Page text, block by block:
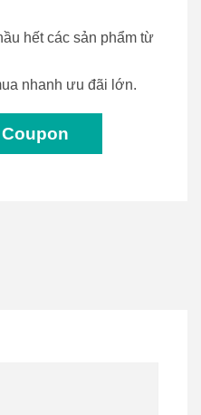
hết các sản phẩm từ
nhanh ưu đãi lớn.